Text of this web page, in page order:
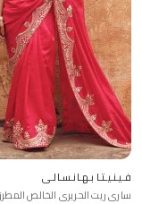
فـيـنـيـتـا بـهـانـسـالـي
ساري ريت الحريري الخالص